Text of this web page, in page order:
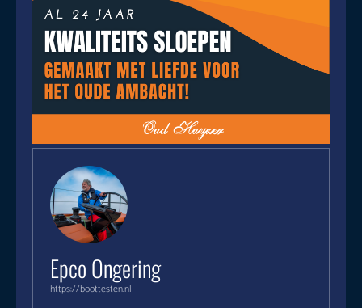
Epco Ongering
https://boottesten.nl